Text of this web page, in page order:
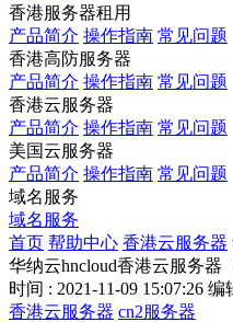
香港服务器租用
产品简介 操作指南 常见问题
香港高防服务器
产品简介 操作指南 常见问题
香港云服务器
产品简介 操作指南 常见问题
美国云服务器
产品简介 操作指南 常见问题
域名服务
域名服务
首页 帮助中心 香港云服务器
华纳云hncloud香港云服务器
时间 : 2021-11-09 15:07:26 编
香港云服务器 cn2服务器